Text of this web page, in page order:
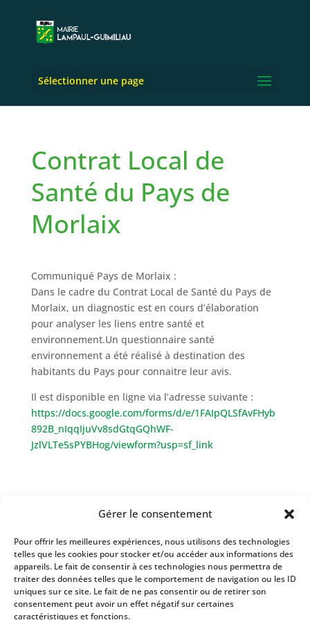
Gérer le consentement
Pour offrir les meilleures expériences, nous utilisons des technologies
telles que les cookies pour stocker et/ou accéder aux informations des
appareils. Le fait de consentir à ces technologies nous permettra de
traiter des données telles que le comportement de navigation ou les ID
uniques sur ce site. Le fait de ne pas consentir ou de retirer son
consentement peut avoir un effet négatif sur certaines
caractéristiques et fonctions.
Sélectionner une page
Contrat Local de
Santé du Pays de
Morlaix
Communiqué Pays de Morlaix :
Dans le cadre du Contrat Local de Santé du Pays de
Morlaix, un diagnostic est en cours d’élaboration
pour analyser les liens entre santé et
environnement.Un questionnaire santé
environnement a été réalisé à destination des
habitants du Pays pour connaitre leur avis.
Il est disponible en ligne via l’adresse suivante :
https://docs.google.com/forms/d/e/1FAIpQLSfAvFHyb
892B_nIqqIjuVv8sdGtqGQhWF-
JzlVLTe5sPYBHog/viewform?usp=sf_link
Évènements à venir
NoticeIl n’y a pas d’évènements à venir.